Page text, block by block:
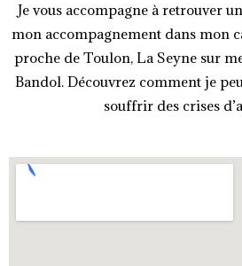
Je vous accompagne à retrouver
mon accompagnement dans mon
proche de Toulon, La Seyne sur
Bandol. Découvrez comment je
souffrir des crises